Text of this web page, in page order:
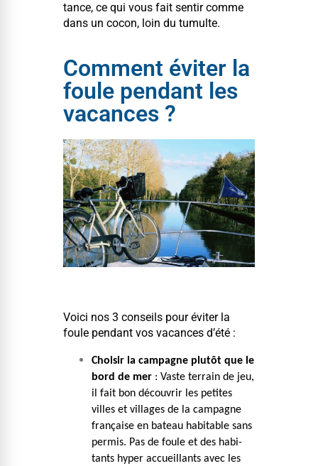
tance, ce qui vous fait sen­tir comme
dans un cocon, loin du tumulte.
Comment éviter la
foule pendant les
vacances ?
Voici nos 3 con­seils pour éviter la
foule pen­dant vos vacances d’été :
Choisir la cam­pagne plutôt que le
bord de mer : Vaste ter­rain de jeu,
il fait bon décou­vrir les petites
villes et vil­lages de la cam­pagne
française en bateau hab­it­able sans
per­mis. Pas de foule et des habi­
tants hyper accueil­lants avec les